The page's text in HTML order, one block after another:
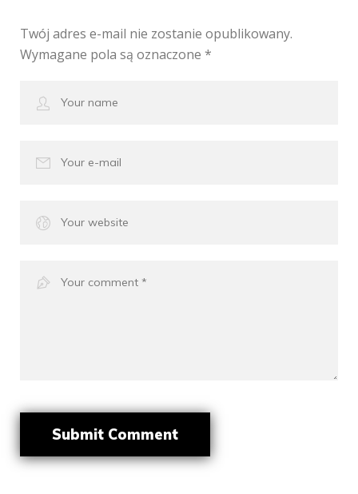
Twój adres e-mail nie zostanie opublikowany.
Wymagane pola są oznaczone *